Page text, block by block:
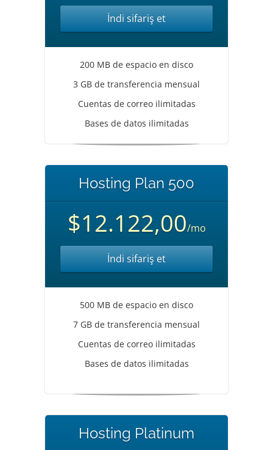
İndi sifariş et
200 MB de espacio en disco
3 GB de transferencia mensual
Cuentas de correo ilimitadas
Bases de datos ilimitadas
Hosting Plan 500
$12.122,00/mo
İndi sifariş et
500 MB de espacio en disco
7 GB de transferencia mensual
Cuentas de correo ilimitadas
Bases de datos ilimitadas
Hosting Platinum